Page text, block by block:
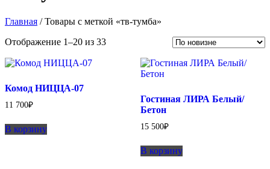
Главная / Товары с меткой «тв-тумба»
Отображение 1–20 из 33Сортировка:
недавние
Комод НИЦЦА-07
11 700₽
В корзину
Гостиная ЛИРА Белый/
Бетон
15 500₽
В корзину